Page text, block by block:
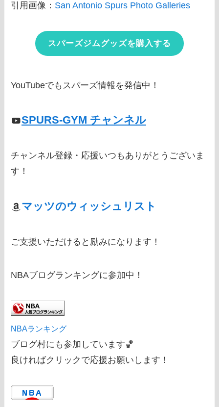
引用画像： San Antonio Spurs Photo Galleries
スパーズジムグッズを購入する
YouTubeでもスパーズ情報を発信中！
SPURS-GYM チャンネル
チャンネル登録・応援いつもありがとうございま
す！
マッツのウィッシュリスト
ご支援いただけると励みになります！
NBAブログランキングに参加中！
NBAランキング
ブログ村にも参加しています🏀
良ければクリックで応援お願いします！